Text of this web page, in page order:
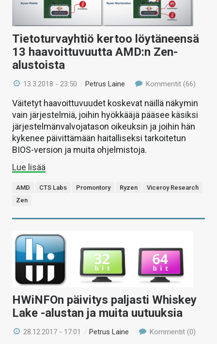
VAIHDA TEEMA
HAKU
Tietoturvayhtiö kertoo löytäneensä
13 haavoittuvuutta AMD:n Zen-
alustoista
13.3.2018 - 23:50 /Petrus Laine Kommentit (66)
Väitetyt haavoittuvuudet koskevat näillä näkymin
vain järjestelmiä, joihin hyökkääjä pääsee käsiksi
järjestelmänvalvojatason oikeuksin ja joihin hän
kykenee päivittämään haitalliseksi tarkoitetun
BIOS-version ja muita ohjelmistoja.
Lue lisää
AMD CTS Labs Promontory Ryzen
Viceroy Research
Zen
HWiNFOn päivitys paljasti Whiskey
Lake -alustan ja muita uutuuksia
28.12.2017 - 17:01 / Petrus Laine Kommentit (0)